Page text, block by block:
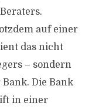
auf einer
das nicht
– sondern
Die Bank
in einer